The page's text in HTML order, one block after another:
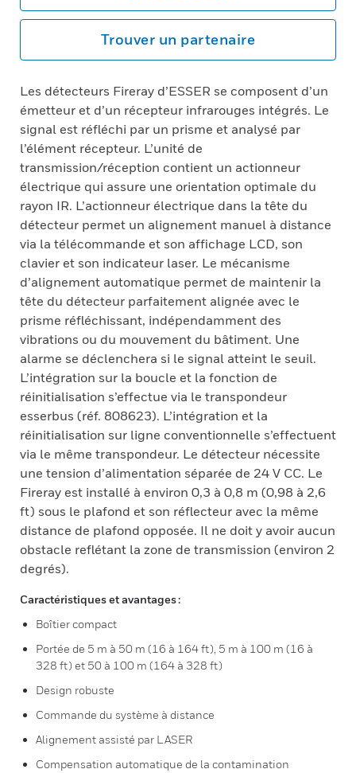
Trouver un partenaire
Les détecteurs Fireray d’ESSER se composent d’un
émetteur et d’un récepteur infrarouges intégrés. Le
signal est réfléchi par un prisme et analysé par
l’élément récepteur. L’unité de
transmission/réception contient un actionneur
électrique qui assure une orientation optimale du
rayon IR. L’actionneur électrique dans la tête du
détecteur permet un alignement manuel à distance
via la télécommande et son affichage LCD, son
clavier et son indicateur laser. Le mécanisme
d’alignement automatique permet de maintenir la
tête du détecteur parfaitement alignée avec le
prisme réfléchissant, indépendamment des
vibrations ou du mouvement du bâtiment. Une
alarme se déclenchera si le signal atteint le seuil.
L’intégration sur la boucle et la fonction de
réinitialisation s’effectue via le transpondeur
esserbus (réf. 808623). L’intégration et la
réinitialisation sur ligne conventionnelle s’effectuent
via le même transpondeur. Le détecteur nécessite
une tension d’alimentation séparée de 24 V CC. Le
Fireray est installé à environ 0,3 à 0,8 m (0,98 à 2,6
ft) sous le plafond et son réflecteur avec la même
distance de plafond opposée. Il ne doit y avoir aucun
obstacle reflétant la zone de transmission (environ 2
degrés).
Caractéristiques et avantages :
Boîtier compact
Portée de 5 m à 50 m (16 à 164 ft), 5 m à 100 m (16 à
328 ft) et 50 à 100 m (164 à 328 ft)
Design robuste
Commande du système à distance
Alignement assisté par LASER
Compensation automatique de la contamination